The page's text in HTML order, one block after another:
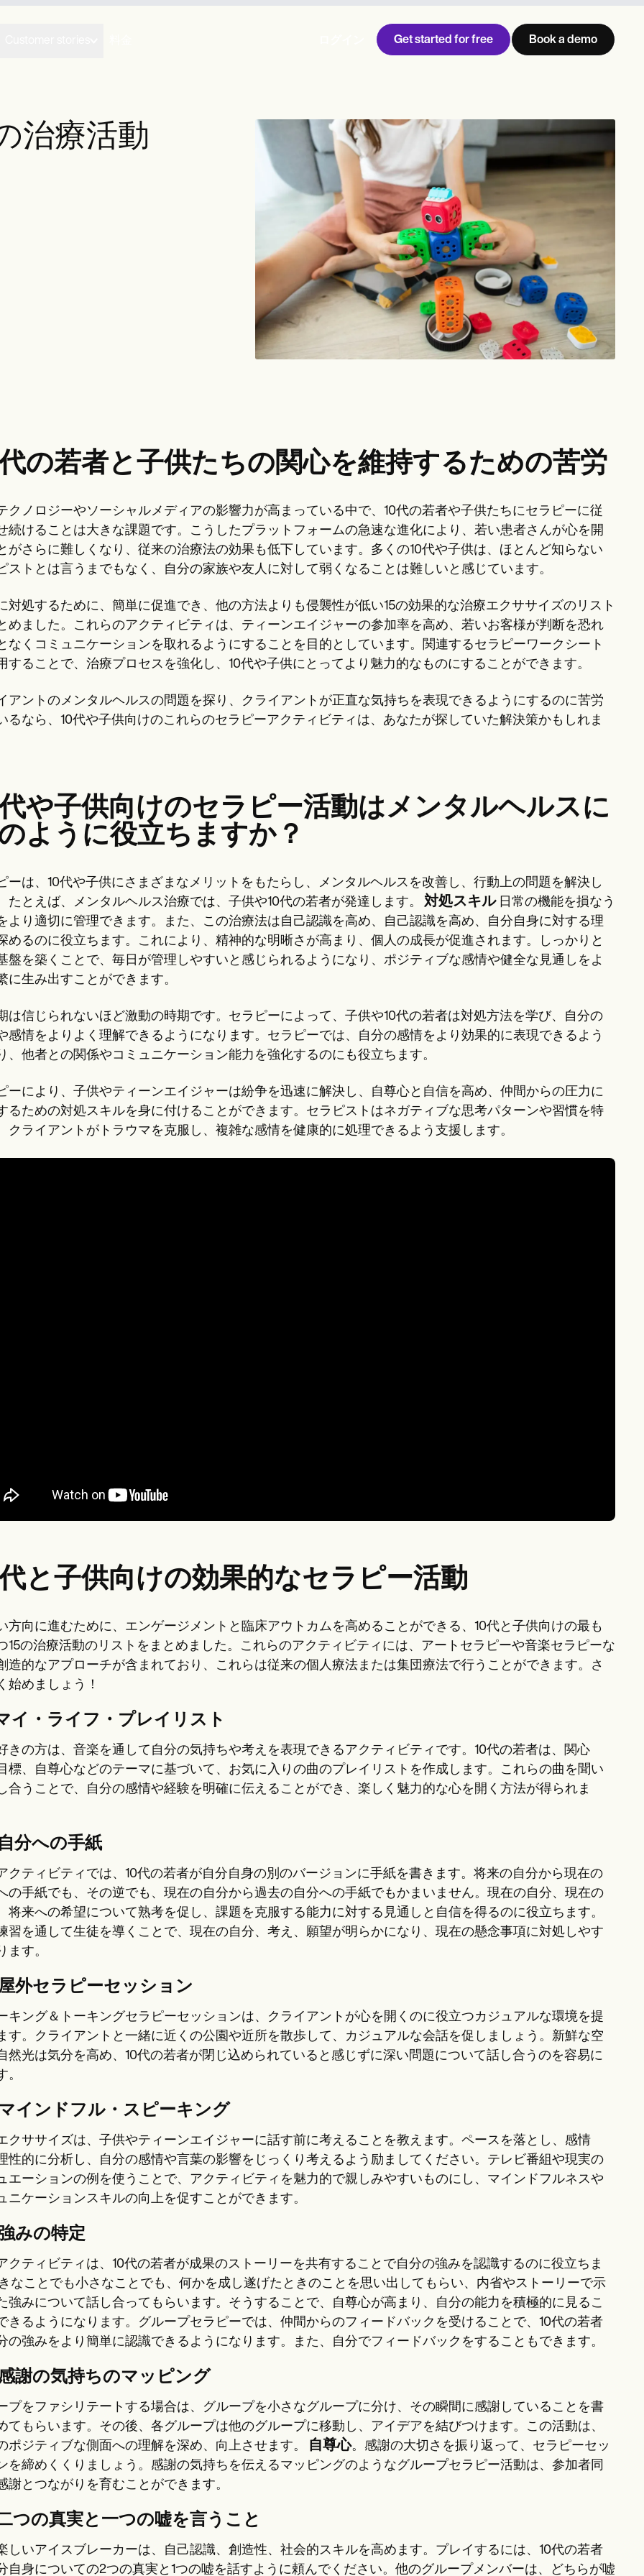
Get started for free Book a demo
治療活動
の若者と子供たちの関心を維持するための苦労
クノロジーやソーシャルメディアの影響力が高まっている中で、10代の若者や子供たちにセラピーに従
続けることは大きな課題です。こうしたプラットフォームの急速な進化により、若い患者さんが心を開
がさらに難しくなり、従来の治療法の効果も低下しています。多くの10代や子供は、ほとんど知らない
ストとは言うまでもなく、自分の家族や友人に対して弱くなることは難しいと感じています。
対処するために、簡単に促進でき、他の方法よりも侵襲性が低い15の効果的な治療エクササイズのリスト
めました。これらのアクティビティは、ティーンエイジャーの参加率を高め、若いお客様が判断を恐れ
なくコミュニケーションを取れるようにすることを目的としています。関連するセラピーワークシート
することで、治療プロセスを強化し、10代や子供にとってより魅力的なものにすることができます。
アントのメンタルヘルスの問題を探り、クライアントが正直な気持ちを表現できるようにするのに苦労
るなら、10代や子供向けのこれらのセラピーアクティビティは、あなたが探していた解決策かもしれま
や子供向けのセラピー活動はメンタルヘルスに
ように役立ちますか？
ーは、10代や子供にさまざまなメリットをもたらし、メンタルヘルスを改善し、行動上の問題を解決し
たとえば、メンタルヘルス治療では、子供や10代の若者が発達します。 対処スキル 日常の機能を損なう
より適切に管理できます。また、この治療法は自己認識を高め、自己認識を高め、自分自身に対する理
めるのに役立ちます。これにより、精神的な明晰さが高まり、個人の成長が促進されます。しっかりと
盤を築くことで、毎日が管理しやすいと感じられるようになり、ポジティブな感情や健全な見通しをよ
に生み出すことができます。
は信じられないほど激動の時期です。セラピーによって、子供や10代の若者は対処方法を学び、自分の
感情をよりよく理解できるようになります。セラピーでは、自分の感情をより効果的に表現できるよう
、他者との関係やコミュニケーション能力を強化するのにも役立ちます。
ーにより、子供やティーンエイジャーは紛争を迅速に解決し、自尊心と自信を高め、仲間からの圧力に
るための対処スキルを身に付けることができます。セラピストはネガティブな思考パターンや習慣を特
クライアントがトラウマを克服し、複雑な感情を健康的に処理できるよう支援します。
と子供向けの効果的なセラピー活動
方向に進むために、エンゲージメントと臨床アウトカムを高めることができる、10代と子供向けの最も
15の治療活動のリストをまとめました。これらのアクティビティには、アートセラピーや音楽セラピーな
造的なアプローチが含まれており、これらは従来の個人療法または集団療法で行うことができます。さ
始めましょう！
イ・ライフ・プレイリスト
きの方は、音楽を通して自分の気持ちや考えを表現できるアクティビティです。10代の若者は、関心
標、自尊心などのテーマに基づいて、お気に入りの曲のプレイリストを作成します。これらの曲を聞い
合うことで、自分の感情や経験を明確に伝えることができ、楽しく魅力的な心を開く方法が得られま
分への手紙
クティビティでは、10代の若者が自分自身の別のバージョンに手紙を書きます。将来の自分から現在の
の手紙でも、その逆でも、現在の自分から過去の自分への手紙でもかまいません。現在の自分、現在の
将来への希望について熟考を促し、課題を克服する能力に対する見通しと自信を得るのに役立ちます。
習を通して生徒を導くことで、現在の自分、考え、願望が明らかになり、現在の懸念事項に対処しやす
ます。
外セラピーセッション
キング＆トーキングセラピーセッションは、クライアントが心を開くのに役立つカジュアルな環境を提
す。クライアントと一緒に近くの公園や近所を散歩して、カジュアルな会話を促しましょう。新鮮な空
然光は気分を高め、10代の若者が閉じ込められていると感じずに深い問題について話し合うのを容易に
。
インドフル・スピーキング
クササイズは、子供やティーンエイジャーに話す前に考えることを教えます。ペースを落とし、感情
性的に分析し、自分の感情や言葉の影響をじっくり考えるよう励ましてください。テレビ番組や現実の
エーションの例を使うことで、アクティビティを魅力的で親しみやすいものにし、マインドフルネスや
ニケーションスキルの向上を促すことができます。
みの特定
クティビティは、10代の若者が成果のストーリーを共有することで自分の強みを認識するのに役立ちま
なことでも小さなことでも、何かを成し遂げたときのことを思い出してもらい、内省やストーリーで示
強みについて話し合ってもらいます。そうすることで、自尊心が高まり、自分の能力を積極的に見るこ
きるようになります。グループセラピーでは、仲間からのフィードバックを受けることで、10代の若者
の強みをより簡単に認識できるようになります。また、自分でフィードバックをすることもできます。
謝の気持ちのマッピング
プをファシリテートする場合は、グループを小さなグループに分け、その瞬間に感謝していることを書
てもらいます。その後、各グループは他のグループに移動し、アイデアを結びつけます。この活動は、
ポジティブな側面への理解を深め、向上させます。
自尊心。感謝の大切さを振り返って、セラピーセッ
を締めくくりましょう。感謝の気持ちを伝えるマッピングのようなグループセラピー活動は、参加者同
謝とつながりを育むことができます。
つの真実と一つの嘘を言うこと
しいアイスブレーカーは、自己認識、創造性、社会的スキルを高めます。プレイするには、10代の若者
自身についての2つの真実と1つの嘘を話すように頼んでください。他のグループメンバーは、どちらが嘘